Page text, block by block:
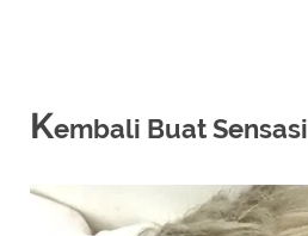
Kembali Buat Sensasi